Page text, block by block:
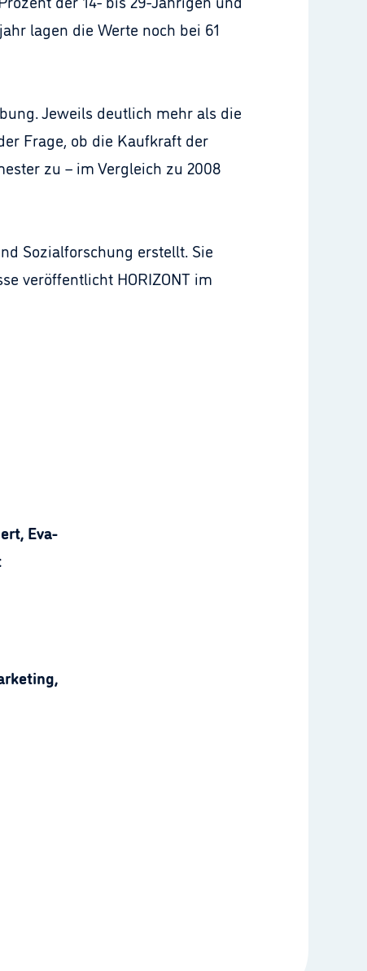
lagen die Werte noch bei 61
Jeweils deutlich mehr als die
Frage, ob die Kaufkraft der
zu – im Vergleich zu 2008
Sozialforschung erstellt. Sie
veröffentlicht HORIZONT im
Eva-